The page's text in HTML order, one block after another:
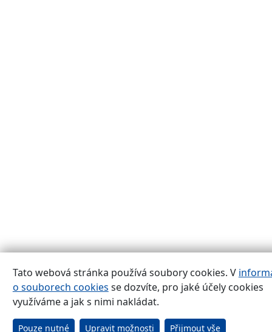
Tato webová stránka používá soubory cookies. V
o souborech cookies se dozvíte, pro jaké účely cookies
využíváme a jak s nimi nakládat.
Pouze nutné Upravit možnosti Přijmout vše